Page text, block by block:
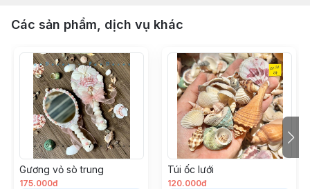
Các sản phẩm, dịch vụ khác
Gương vỏ sò trung
175.000đ
Túi ốc lưới
120.000đ